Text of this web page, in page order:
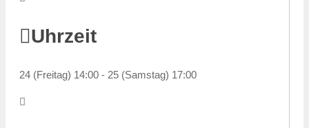
Uhrzeit
24 (Freitag) 14:00 - 25 (Samstag) 17:00